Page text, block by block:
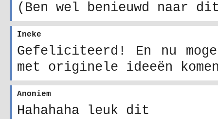
(Ben wel benieuwd naar
Ineke
Gefeliciteerd! En nu
met originele ideeën
Anoniem
Hahahaha leuk dit